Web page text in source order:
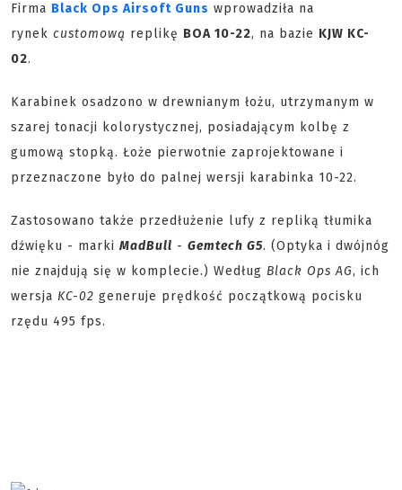
Firma Black Ops Airsoft Guns wprowadziła na
rynek customową replikę BOA 10-22, na bazie KJW KC-
02.
Karabinek osadzono w drewnianym łożu, utrzymanym w
szarej tonacji kolorystycznej, posiadającym kolbę z
gumową stopką. Łoże pierwotnie zaprojektowane i
przeznaczone było do palnej wersji karabinka 10-22.
Zastosowano także przedłużenie lufy z repliką tłumika
dźwięku - marki MadBull - Gemtech G5. (Optyka i dwójnóg
nie znajdują się w komplecie.) Według Black Ops AG, ich
wersja KC-02 generuje prędkość początkową pocisku
rzędu 495 fps.